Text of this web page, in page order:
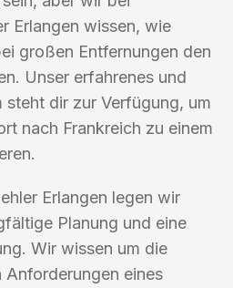
Erlangen wissen, wie
großen Entfernungen den
Unser erfahrenes und
steht dir zur Verfügung, um
nach Frankreich zu einem
Erlangen legen wir
Planung und eine
Wir wissen um die
eines